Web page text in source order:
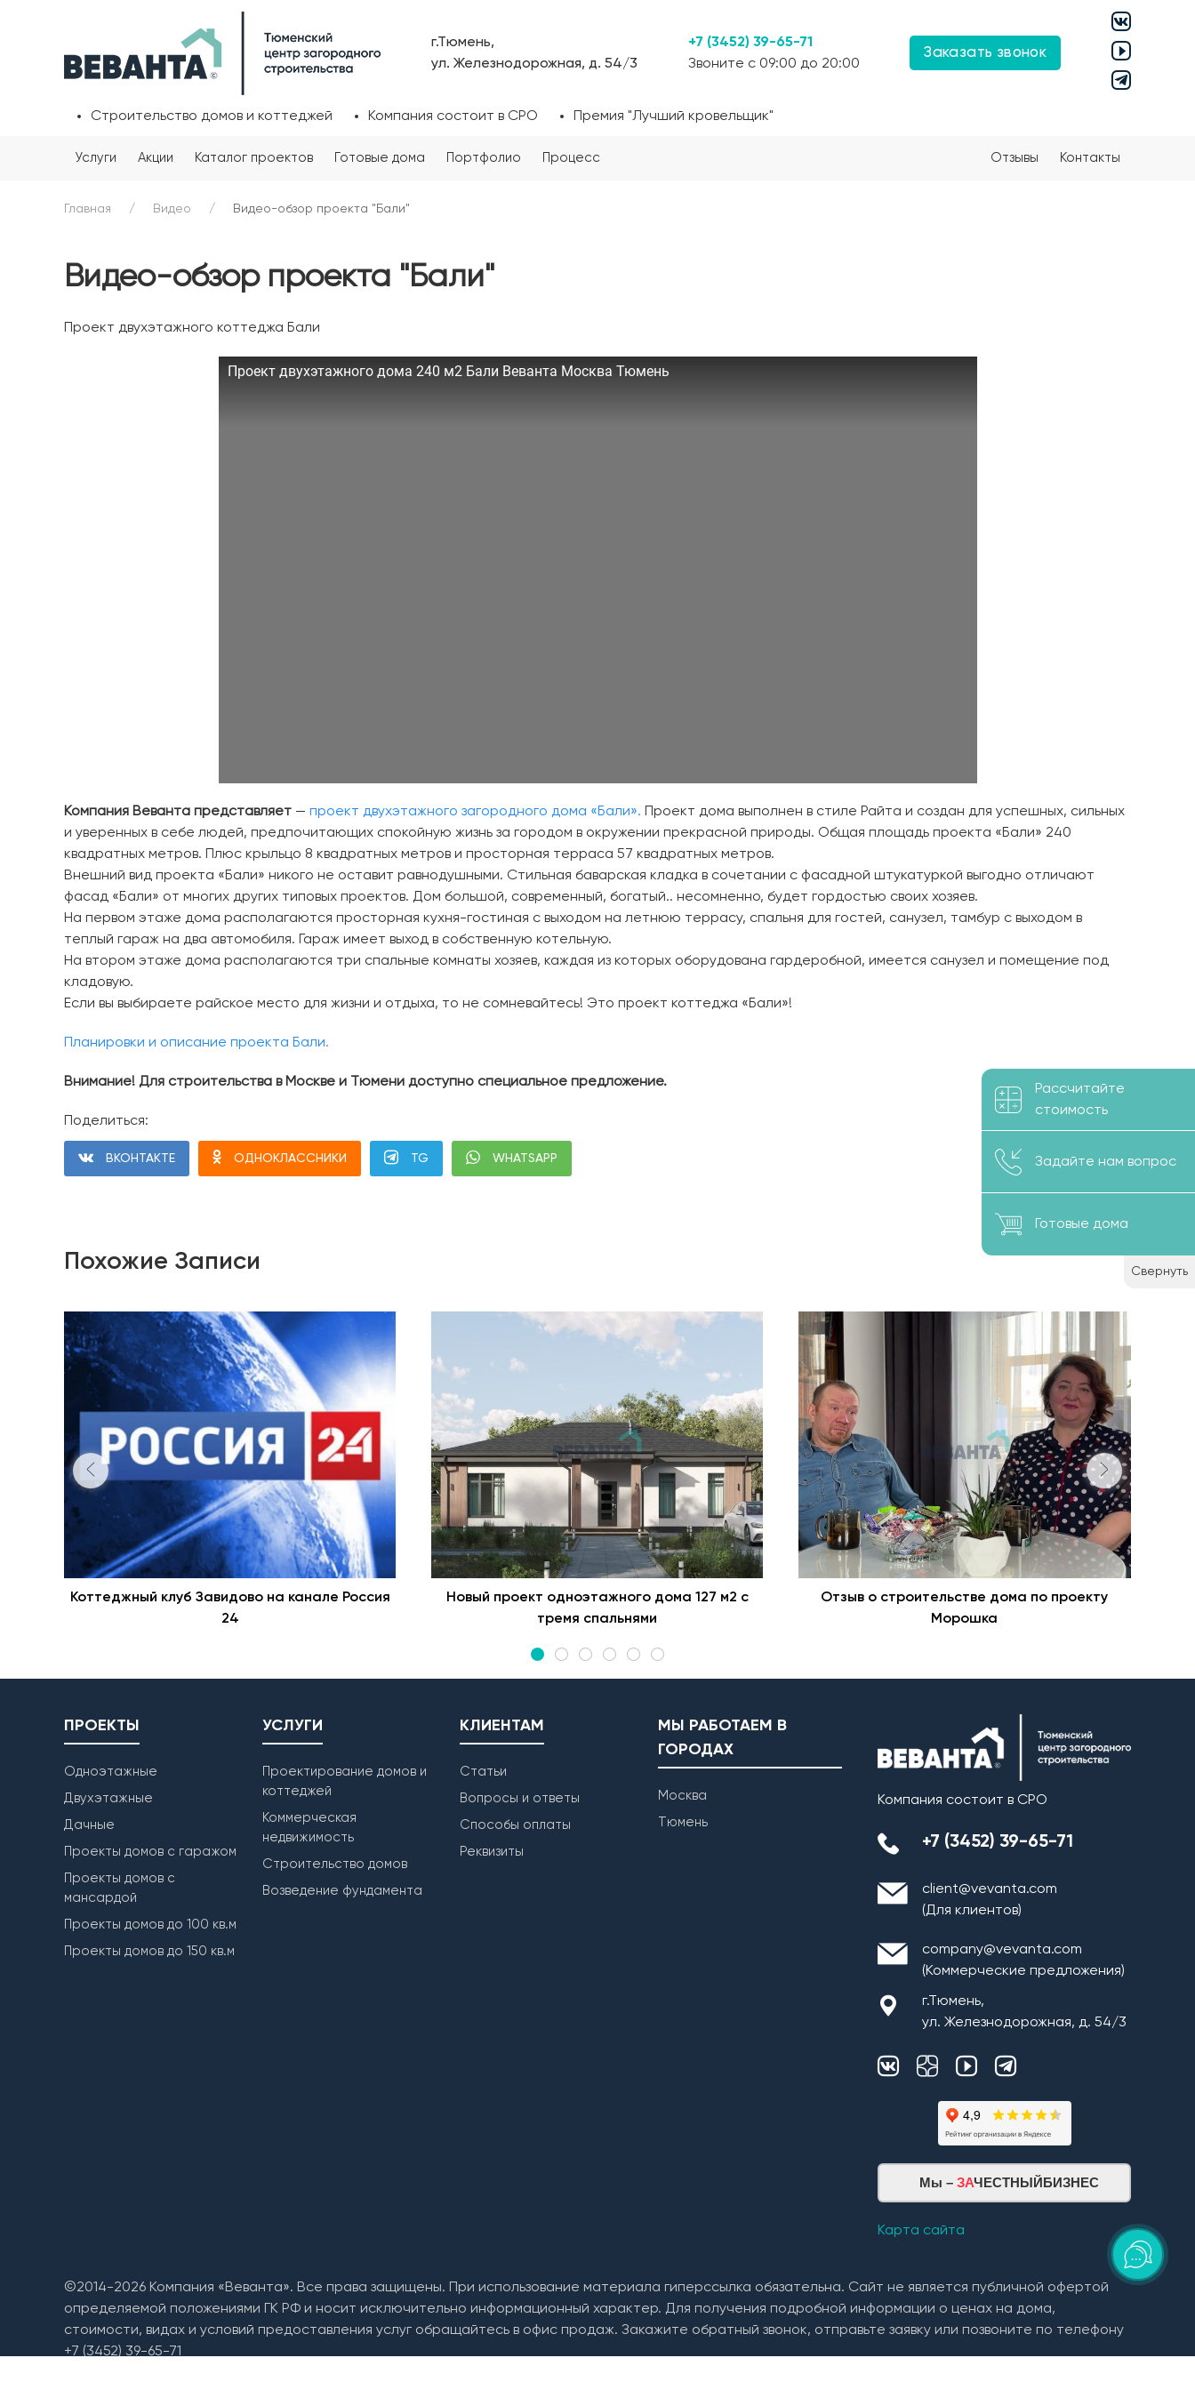
г.Тюмень,
ул. Железнодорожная, д. 54/3
+7 (3452) 39-65-71
Звоните с 09:00 до 20:00
Заказать звонок
Строительство домов и коттеджей Компания состоит в СРО Премия "Лучший кровельщик"
Услуги Акции Каталог проектов Готовые дома Портфолио Процесс Отзывы Контакты
Главная Видео Видео-обзор проекта "Бали"
Видео-обзор проекта "Бали"
Проект двухэтажного коттеджа Бали
Проект двухэтажного дома 240 м2 Бали Веванта Москва Тюмень
Компания Веванта представляет — проект двухэтажного загородного дома «Бали». Проект дома выполнен в стиле Райта и создан для успешных, сильных
и уверенных в себе людей, предпочитающих спокойную жизнь за городом в окружении прекрасной природы. Общая площадь проекта «Бали» 240
квадратных метров. Плюс крыльцо 8 квадратных метров и просторная терраса 57 квадратных метров.
Внешний вид проекта «Бали» никого не оставит равнодушными. Стильная баварская кладка в сочетании с фасадной штукатуркой выгодно отличают
фасад «Бали» от многих других типовых проектов. Дом большой, современный, богатый.. несомненно, будет гордостью своих хозяев.
На первом этаже дома располагаются просторная кухня-гостиная с выходом на летнюю террасу, спальня для гостей, санузел, тамбур с выходом в
теплый гараж на два автомобиля. Гараж имеет выход в собственную котельную.
На втором этаже дома располагаются три спальные комнаты хозяев, каждая из которых оборудована гардеробной, имеется санузел и помещение под
кладовую.
Если вы выбираете райское место для жизни и отдыха, то не сомневайтесь! Это проект коттеджа «Бали»!
Планировки и описание проекта Бали.
Внимание! Для строительства в Москве и Тюмени доступно специальное предложение.
Поделиться:
ВКОНТАКТЕ ОДНОКЛАССНИКИ TG WHATSAPP
Похожие Записи
Коттеджный клуб Завидово на канале Россия
24
Новый проект одноэтажного дома 127 м2 с
тремя спальнями
Отзыв о строительстве дома по проекту
Морошка
ПРОЕКТЫ
Одноэтажные
Двухэтажные
Дачные
Проекты домов с гаражом
Проекты домов с
мансардой
Проекты домов до 100 кв.м
Проекты домов до 150 кв.м
УСЛУГИ
Проектирование домов и
коттеджей
Коммерческая
недвижимость
Строительство домов
Возведение фундамента
КЛИЕНТАМ
Статьи
Вопросы и ответы
Способы оплаты
Реквизиты
МЫ РАБОТАЕМ В
ГОРОДАХ
Москва
Тюмень
Компания состоит в СРО
+7 (3452) 39-65-71
client@vevanta.com
(Для клиентов)
company@vevanta.com
(Коммерческие предложения)
г.Тюмень,
ул. Железнодорожная, д. 54/3
Мы – ЗАЧЕСТНЫЙБИЗНЕС
Карта сайта
©2014-2026 Компания «Веванта». Все права защищены. При использование материала гиперссылка обязательна. Сайт не является публичной офертой
определяемой положениями ГК РФ и носит исключительно информационный характер. Для получения подробной информации о ценах на дома,
стоимости, видах и условий предоставления услуг обращайтесь в офис продаж. Закажите обратный звонок, отправьте заявку или позвоните по телефону
+7 (3452) 39-65-71
Рассчитайте
стоимость
Задайте нам вопрос
Готовые дома
Свернуть